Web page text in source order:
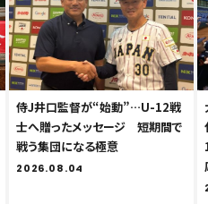
侍J井口監督が“始動”…U-12戦
士へ贈ったメッセージ 短期間で
戦う集団になる極意
2026.08.04